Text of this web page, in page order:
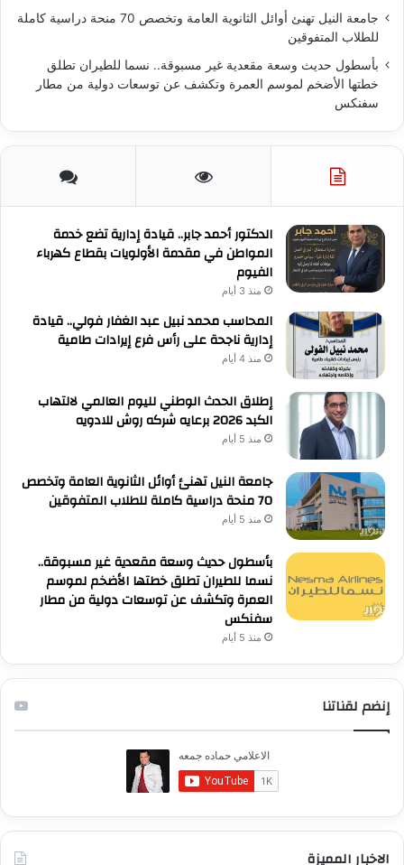
جامعة النيل تهنئ أوائل الثانوية العامة وتخصص 70 منحة دراسية كاملة
للطلاب المتفوقين
بأسطول حديث وسعة مقعدية غير مسبوقة.. نسما للطيران تطلق
خطتها الأضخم لموسم العمرة وتكشف عن توسعات دولية من مطار
سفنكس
الدكتور أحمد جابر.. قيادة إدارية تضع خدمة
المواطن في مقدمة الأولويات بقطاع كهرباء
الفيوم
منذ 3 أيام
المحاسب محمد نبيل عبد الغفار فولي.. قيادة
إدارية ناجحة على رأس فرع إيرادات طامية
منذ 4 أيام
إطلاق الحدث الوطني لليوم العالمي لالتهاب
الكبد 2026 برعايه شركه روش للادويه
منذ 5 أيام
جامعة النيل تهنئ أوائل الثانوية العامة وتخصص
70 منحة دراسية كاملة للطلاب المتفوقين
منذ 5 أيام
بأسطول حديث وسعة مقعدية غير مسبوقة..
نسما للطيران تطلق خطتها الأضخم لموسم
العمرة وتكشف عن توسعات دولية من مطار
سفنكس
منذ 5 أيام
إنضم لقناتنا
الاخبار المميزة